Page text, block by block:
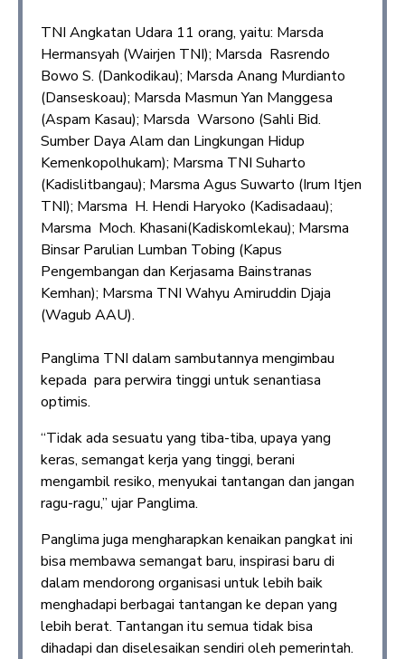
TNI Angkatan Udara 11 orang, yaitu: Marsda
Hermansyah (Wairjen TNI); Marsda Rasrendo
Bowo S. (Dankodikau); Marsda Anang Murdianto
(Danseskoau); Marsda Masmun Yan Manggesa
(Aspam Kasau); Marsda Warsono (Sahli Bid.
Sumber Daya Alam dan Lingkungan Hidup
Kemenkopolhukam); Marsma TNI Suharto
(Kadislitbangau); Marsma Agus Suwarto (Irum Itjen
TNI); Marsma H. Hendi Haryoko (Kadisadaau);
Marsma Moch. Khasani(Kadiskomlekau); Marsma
Binsar Parulian Lumban Tobing (Kapus
Pengembangan dan Kerjasama Bainstranas
Kemhan); Marsma TNI Wahyu Amiruddin Djaja
(Wagub AAU).
Panglima TNI dalam sambutannya mengimbau
kepada para perwira tinggi untuk senantiasa
optimis.
“Tidak ada sesuatu yang tiba-tiba, upaya yang
keras, semangat kerja yang tinggi, berani
mengambil resiko, menyukai tantangan dan jangan
ragu-ragu,” ujar Panglima.
Panglima juga mengharapkan kenaikan pangkat ini
bisa membawa semangat baru, inspirasi baru di
dalam mendorong organisasi untuk lebih baik
menghadapi berbagai tantangan ke depan yang
lebih berat. Tantangan itu semua tidak bisa
dihadapi dan diselesaikan sendiri oleh pemerintah.